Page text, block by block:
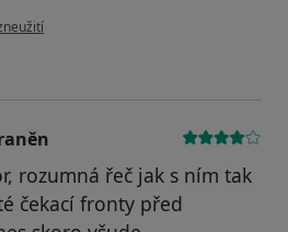
uživatele Váš účet byl odstraněn
rozumná řeč jak s ním tak
čekací fronty před